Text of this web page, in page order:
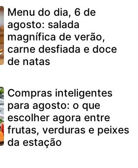
Menu do dia, 6 de
agosto: salada
magnífica de verão,
carne desfiada e doce
de natas
Compras inteligentes
para agosto: o que
escolher agora entre
frutas, verduras e peixes
da estação